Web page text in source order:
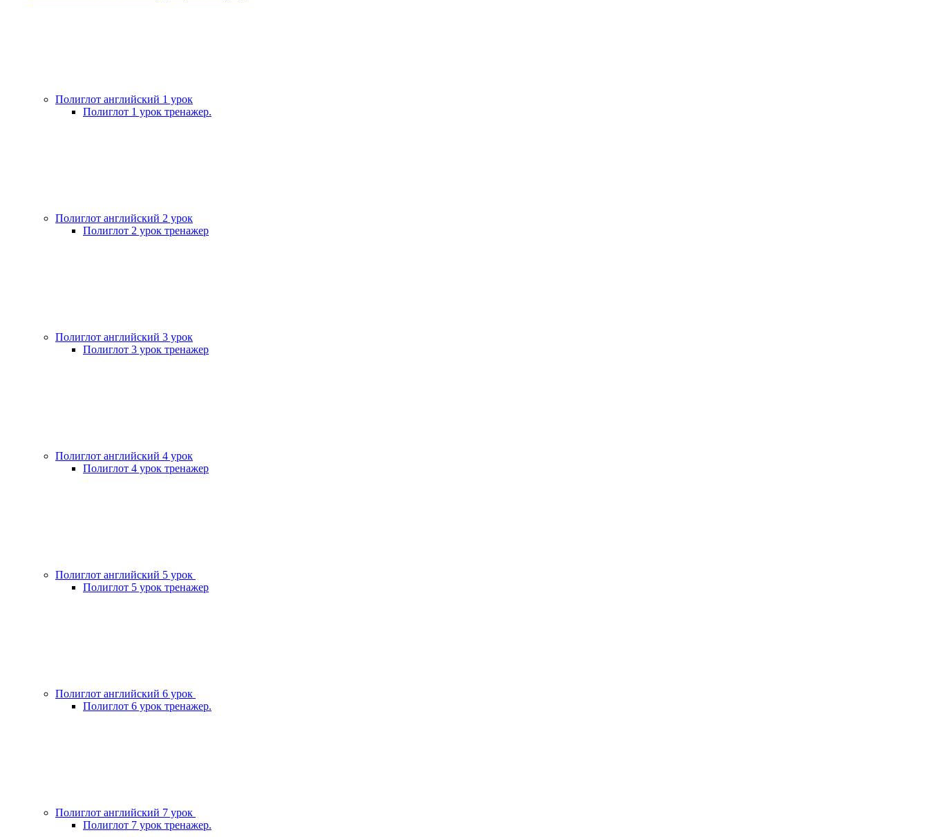
Полиглот английский 1 урок
Полиглот 1 урок тренажер.
Полиглот английский 2 урок
Полиглот 2 урок тренажер
Полиглот английский 3 урок
Полиглот 3 урок тренажер
Полиглот английский 4 урок
Полиглот 4 урок тренажер
Полиглот английский 5 урок
Полиглот 5 урок тренажер
Полиглот английский 6 урок
Полиглот 6 урок тренажер.
Полиглот английский 7 урок
Полиглот 7 урок тренажер.